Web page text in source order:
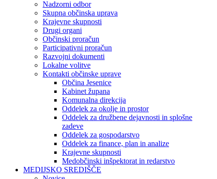
Nadzorni odbor
Skupna občinska uprava
Krajevne skupnosti
Drugi organi
Občinski proračun
Participativni proračun
Razvojni dokumenti
Lokalne volitve
Kontakti občinske uprave
Občina Jesenice
Kabinet župana
Komunalna direkcija
Oddelek za okolje in prostor
Oddelek za družbene dejavnosti in splošne
zadeve
Oddelek za gospodarstvo
Oddelek za finance, plan in analize
Krajevne skupnosti
Medobčinski inšpektorat in redarstvo
MEDIJSKO SREDIŠČE